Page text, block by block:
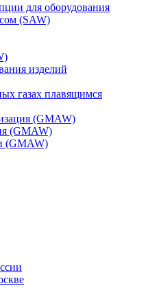
для оборудования
(SAW)
изделий
газах плавящимся
(GMAW)
(GMAW)
(GMAW)